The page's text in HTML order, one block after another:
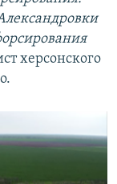
херсонского